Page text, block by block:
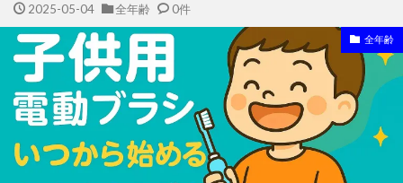
2025-05-04 全年齢 0件
全年齢